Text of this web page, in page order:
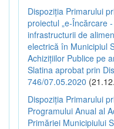
Dispoziția Primarului
proiectul „e-Încărcare
infrastructurii de
electrică în Municipiul
Achizițiilor Publice pe
Slatina aprobat prin
746/07.05.2020
Dispoziția Primarului
Programului Anual al
Primăriei Municipiului